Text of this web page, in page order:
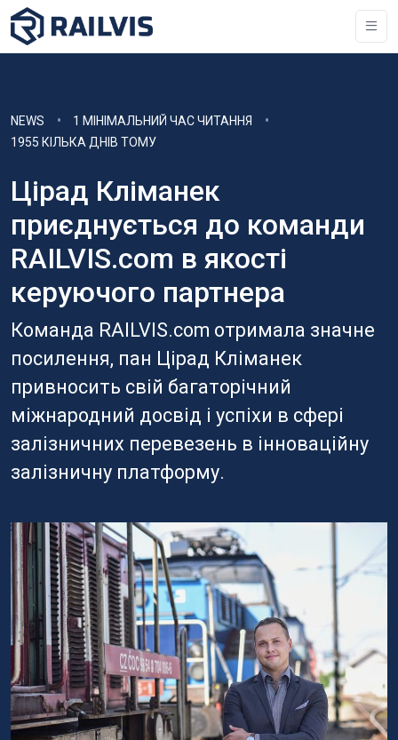
NEWS
1 МІНІМАЛЬНИЙ ЧАС ЧИТАННЯ
1955 КІЛЬКА ДНІВ ТОМУ
Цірад Кліманек
приєднується до команди
RAILVIS.com в якості
керуючого партнера
Команда RAILVIS.com отримала значне
посилення, пан Цірад Кліманек
привносить свій багаторічний
міжнародний досвід і успіхи в сфері
залізничних перевезень в інноваційну
залізничну платформу.